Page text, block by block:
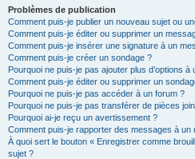
Problèmes de publication
Comment puis-je publier un nouveau sujet ou
Comment puis-je éditer ou supprimer un
Comment puis-je insérer une signature à un
Comment puis-je créer un sondage ?
Pourquoi ne puis-je pas ajouter plus d’options à
Comment puis-je éditer ou supprimer un
Pourquoi ne puis-je pas accéder à un forum ?
Pourquoi ne puis-je pas transférer de pièces
Pourquoi ai-je reçu un avertissement ?
Comment puis-je rapporter des messages à un
À quoi sert le bouton « Enregistrer comme
sujet ?